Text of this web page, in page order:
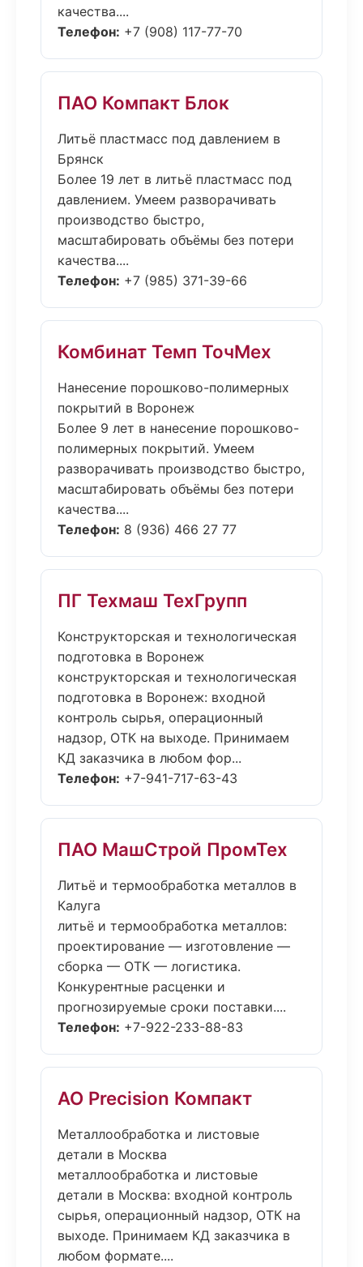
качества....
Телефон: +7 (908) 117-77-70
ПАО Компакт Блок
Литьё пластмасс под давлением в
Брянск
Более 19 лет в литьё пластмасс под
давлением. Умеем разворачивать
производство быстро,
масштабировать объёмы без потери
качества....
Телефон: +7 (985) 371-39-66
Комбинат Темп ТочМех
Нанесение порошково-полимерных
покрытий в Воронеж
Более 9 лет в нанесение порошково-
полимерных покрытий. Умеем
разворачивать производство быстро,
масштабировать объёмы без потери
качества....
Телефон: 8 (936) 466 27 77
ПГ Техмаш ТехГрупп
Конструкторская и технологическая
подготовка в Воронеж
конструкторская и технологическая
подготовка в Воронеж: входной
контроль сырья, операционный
надзор, ОТК на выходе. Принимаем
КД заказчика в любом фор...
Телефон: +7-941-717-63-43
ПАО МашСтрой ПромТех
Литьё и термообработка металлов в
Калуга
литьё и термообработка металлов:
проектирование — изготовление —
сборка — ОТК — логистика.
Конкурентные расценки и
прогнозируемые сроки поставки....
Телефон: +7-922-233-88-83
АО Precision Компакт
Металлообработка и листовые
детали в Москва
металлообработка и листовые
детали в Москва: входной контроль
сырья, операционный надзор, ОТК на
выходе. Принимаем КД заказчика в
любом формате....